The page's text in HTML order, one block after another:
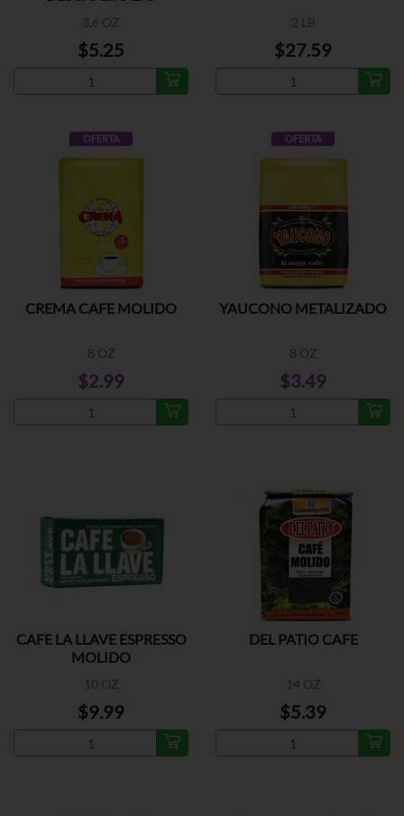
3.6 OZ
$5.25
2 LB
$27.59
OFERTA
CREMA CAFE MOLIDO
8 OZ
$2.99
OFERTA
YAUCONO METALIZADO
8 OZ
$3.49
CAFE LA LLAVE ESPRESSO
MOLIDO
10 OZ
$9.99
DEL PATIO CAFE
14 OZ
$5.39